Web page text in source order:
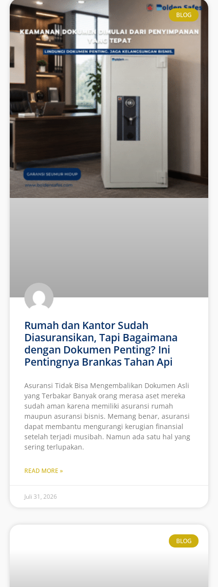
BLOG
Rumah dan Kantor Sudah
Diasuransikan, Tapi Bagaimana
dengan Dokumen Penting? Ini
Pentingnya Brankas Tahan Api
Asuransi Tidak Bisa Mengembalikan Dokumen Asli
yang Terbakar Banyak orang merasa aset mereka
sudah aman karena memiliki asuransi rumah
maupun asuransi bisnis. Memang benar, asuransi
dapat membantu mengurangi kerugian finansial
setelah terjadi musibah. Namun ada satu hal yang
sering terlupakan.
READ MORE »
Juli 31, 2026
BLOG